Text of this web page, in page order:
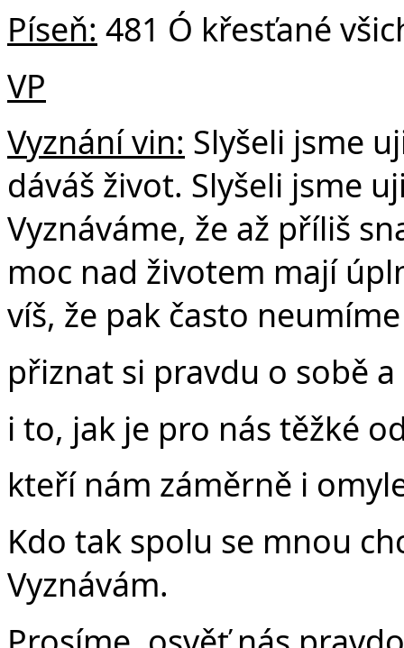
Píseň: 481 Ó křesťané
VP
Vyznání vin: Slyšeli jsme
dáváš život. Slyšeli jsme
Vyznáváme, že až příliš
moc nad životem mají
víš, že pak často neumíme
přiznat si pravdu o sobě
i to, jak je pro nás těžké
kteří nám záměrně i
Kdo tak spolu se mnou
Vyznávám.